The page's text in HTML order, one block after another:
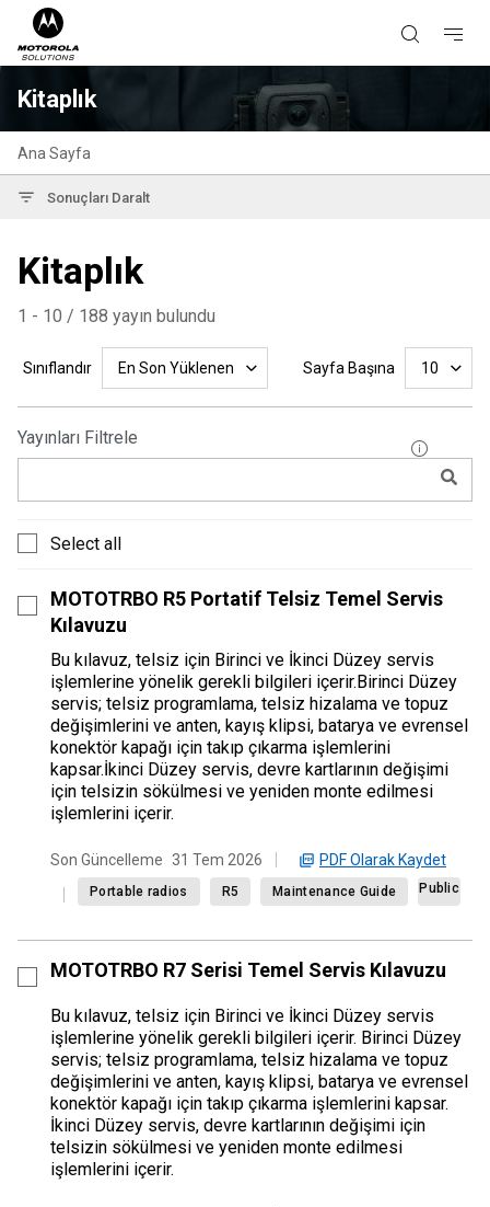
Kitaplık
Ana Sayfa
Sonuçları Daralt
Kitaplık
1 - 10 / 188 yayın bulundu
Sınıflandır En Son Yüklenen Sayfa Başına 10
Yayınları Filtrele
Select all
MOTOTRBO R5 Portatif Telsiz Temel Servis
Kılavuzu
Bu kılavuz, telsiz için Birinci ve İkinci Düzey servis
işlemlerine yönelik gerekli bilgileri içerir.Birinci Düzey
servis; telsiz programlama, telsiz hizalama ve topuz
değişimlerini ve anten, kayış klipsi, batarya ve evrensel
konektör kapağı için takıp çıkarma işlemlerini
kapsar.İkinci Düzey servis, devre kartlarının değişimi
için telsizin sökülmesi ve yeniden monte edilmesi
işlemlerini içerir.
Son Güncelleme 31 Tem 2026 PDF Olarak Kaydet
Portable radios R5 Maintenance Guide Public
MOTOTRBO R7 Serisi Temel Servis Kılavuzu
Bu kılavuz, telsiz için Birinci ve İkinci Düzey servis
işlemlerine yönelik gerekli bilgileri içerir. Birinci Düzey
servis; telsiz programlama, telsiz hizalama ve topuz
değişimlerini ve anten, kayış klipsi, batarya ve evrensel
konektör kapağı için takıp çıkarma işlemlerini kapsar.
İkinci Düzey servis, devre kartlarının değişimi için
telsizin sökülmesi ve yeniden monte edilmesi
işlemlerini içerir.